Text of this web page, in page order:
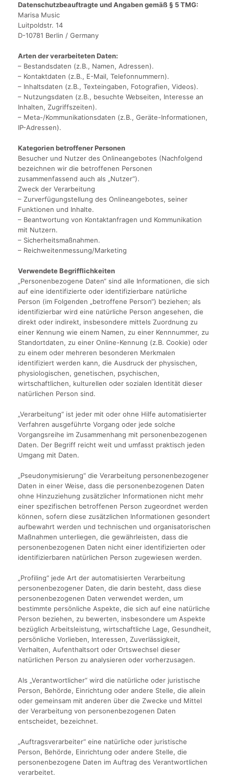
Datenschutzbeauftragte und Angaben gemäß § 5 TMG:
Marisa Music
Luitpoldstr. 14
D-10781 Berlin / Germany
Arten der verarbeiteten Daten:
– Bestandsdaten (z.B., Namen, Adressen).
– Kontaktdaten (z.B., E-Mail, Telefonnummern).
– Inhaltsdaten (z.B., Texteingaben, Fotografien, Videos).
– Nutzungsdaten (z.B., besuchte Webseiten, Interesse an
Inhalten, Zugriffszeiten).
– Meta-/Kommunikationsdaten (z.B., Geräte-Informationen,
IP-Adressen).
Kategorien betroffener Personen
Besucher und Nutzer des Onlineangebotes (Nachfolgend
bezeichnen wir die betroffenen Personen
zusammenfassend auch als „Nutzer“).
Zweck der Verarbeitung
– Zurverfügungstellung des Onlineangebotes, seiner
Funktionen und Inhalte.
– Beantwortung von Kontaktanfragen und Kommunikation
mit Nutzern.
– Sicherheitsmaßnahmen.
– Reichweitenmessung/Marketing
Verwendete Begrifflichkeiten
„Personenbezogene Daten“ sind alle Informationen, die sich
auf eine identifizierte oder identifizierbare natürliche
Person (im Folgenden „betroffene Person“) beziehen; als
identifizierbar wird eine natürliche Person angesehen, die
direkt oder indirekt, insbesondere mittels Zuordnung zu
einer Kennung wie einem Namen, zu einer Kennnummer, zu
Standortdaten, zu einer Online-Kennung (z.B. Cookie) oder
zu einem oder mehreren besonderen Merkmalen
identifiziert werden kann, die Ausdruck der physischen,
physiologischen, genetischen, psychischen,
wirtschaftlichen, kulturellen oder sozialen Identität dieser
natürlichen Person sind.
„Verarbeitung“ ist jeder mit oder ohne Hilfe automatisierter
Verfahren ausgeführte Vorgang oder jede solche
Vorgangsreihe im Zusammenhang mit personenbezogenen
Daten. Der Begriff reicht weit und umfasst praktisch jeden
Umgang mit Daten.
„Pseudonymisierung“ die Verarbeitung personenbezogener
Daten in einer Weise, dass die personenbezogenen Daten
ohne Hinzuziehung zusätzlicher Informationen nicht mehr
einer spezifischen betroffenen Person zugeordnet werden
können, sofern diese zusätzlichen Informationen gesondert
aufbewahrt werden und technischen und organisatorischen
Maßnahmen unterliegen, die gewährleisten, dass die
personenbezogenen Daten nicht einer identifizierten oder
identifizierbaren natürlichen Person zugewiesen werden.
„Profiling“ jede Art der automatisierten Verarbeitung
personenbezogener Daten, die darin besteht, dass diese
personenbezogenen Daten verwendet werden, um
bestimmte persönliche Aspekte, die sich auf eine natürliche
Person beziehen, zu bewerten, insbesondere um Aspekte
bezüglich Arbeitsleistung, wirtschaftliche Lage, Gesundheit,
persönliche Vorlieben, Interessen, Zuverlässigkeit,
Verhalten, Aufenthaltsort oder Ortswechsel dieser
natürlichen Person zu analysieren oder vorherzusagen.
Als „Verantwortlicher“ wird die natürliche oder juristische
Person, Behörde, Einrichtung oder andere Stelle, die allein
oder gemeinsam mit anderen über die Zwecke und Mittel
der Verarbeitung von personenbezogenen Daten
entscheidet, bezeichnet.
„Auftragsverarbeiter“ eine natürliche oder juristische
Person, Behörde, Einrichtung oder andere Stelle, die
personenbezogene Daten im Auftrag des Verantwortlichen
verarbeitet.